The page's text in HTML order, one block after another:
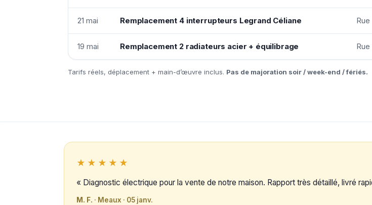
21 mai Remplacement 4 interrupteurs Legrand Céliane
19 mai Remplacement 2 radiateurs acier + équilibrage
Tarifs réels, déplacement + main-d’œuvre inclus. Pas de majoration soir / week-end / fériés.
★★★★★
« Diagnostic électrique pour la vente de notre maison. Rapport très détaillé, livré
M. F. · Meaux · 05 janv.